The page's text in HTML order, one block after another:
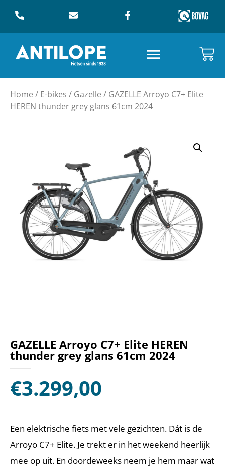
Home / E-bikes / Gazelle / GAZELLE Arroyo C7+ Elite
HEREN thunder grey glans 61cm 2024
GAZELLE Arroyo C7+ Elite HEREN
thunder grey glans 61cm 2024
€3.299,00
Een elektrische fiets met vele gezichten. Dát is de
Arroyo C7+ Elite. Je trekt er in het weekend heerlijk
mee op uit. En doordeweeks neem je hem maar wat